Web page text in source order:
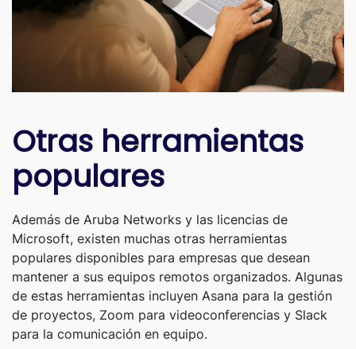
Otras herramientas
populares
Además de Aruba Networks y las licencias de
Microsoft, existen muchas otras herramientas
populares disponibles para empresas que desean
mantener a sus equipos remotos organizados. Algunas
de estas herramientas incluyen Asana para la gestión
de proyectos, Zoom para videoconferencias y Slack
para la comunicación en equipo.